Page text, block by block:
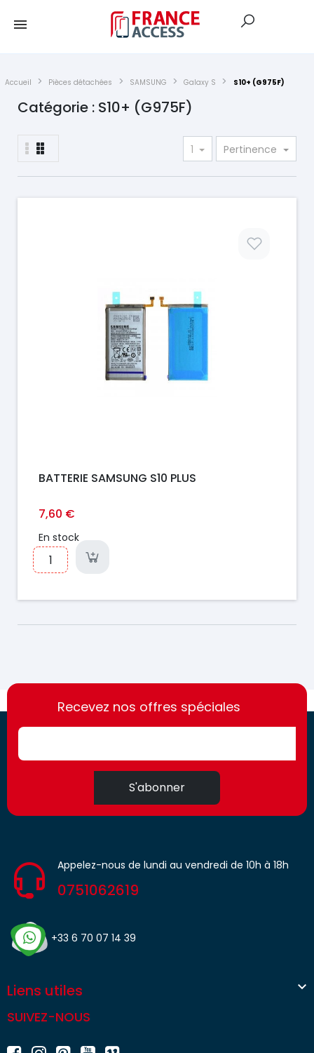
Accueil Pièces détachées SAMSUNG Galaxy S S10+ (G975F)
Catégorie : S10+ (G975F)
1 Pertinence
BATTERIE SAMSUNG S10 PLUS
7,60 €
En stock
https://france-
access.fr
https://france-
access.fr
Recevez nos offres spéciales
S'abonner
Appelez-nous de lundi au vendredi de 10h à 18h
0751062619
+33 6 70 07 14 39
Liens utiles 
SUIVEZ-NOUS